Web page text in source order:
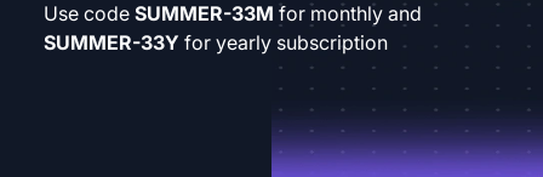
Use code SUMMER-33M for monthly and
SUMMER-33Y for yearly subscription